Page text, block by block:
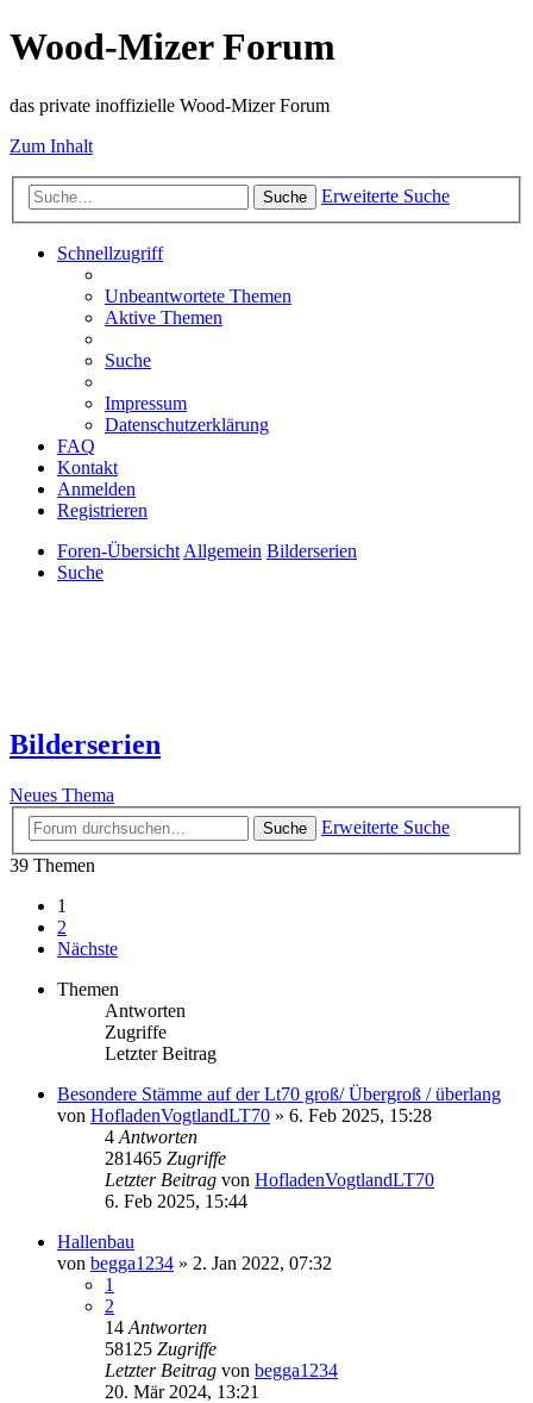
Wood-Mizer Forum
das private inoffizielle Wood-Mizer Forum
Zum Inhalt
Suche Erweiterte Suche
Schnellzugriff
Unbeantwortete Themen
Aktive Themen
Suche
Impressum
Datenschutzerklärung
FAQ
Kontakt
Anmelden
Registrieren
Foren-ÜbersichtAllgemein Bilderserien
Suche
Bilderserien
Neues Thema
Suche
Erweiterte Suche
39 Themen
1
2
Nächste
Themen
Antworten
Zugriffe
Letzter Beitrag
Besondere Stämme auf der Lt70 groß/ Übergroß / überlang
von HofladenVogtlandLT70 » 6. Feb 2025, 15:28
4 Antworten
281465 Zugriffe
Letzter Beitrag von HofladenVogtlandLT70
6. Feb 2025, 15:44
Hallenbau
von begga1234 » 2. Jan 2022, 07:32
1
2
14 Antworten
58125 Zugriffe
Letzter Beitrag von begga1234
20. Mär 2024, 13:21